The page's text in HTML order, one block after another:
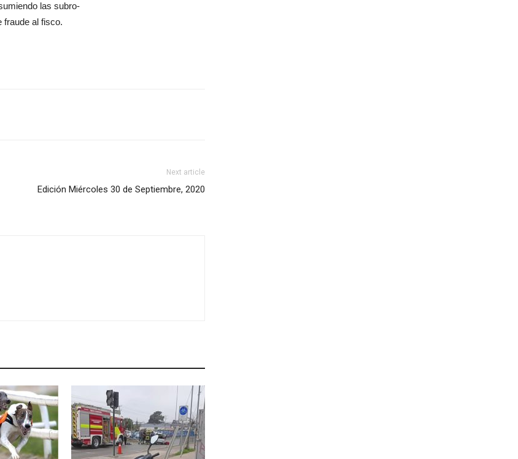
las subro-
fraude al fisco.
Next article
Edición Miércoles 30 de Septiembre, 2020